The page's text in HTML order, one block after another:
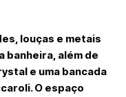
louças e metais
banheira, além de
e uma bancada
O espaço